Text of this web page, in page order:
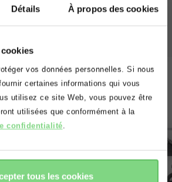
Détails À propos des cookies
vos données personnelles. Si nous
certaines informations qui vous
utilisez ce site Web, vous pouvez être
utilisées que conformément à la
confidentialité.
tous les cookies
que vous vous
le mauvais domaine.
être redirigé(e) vers le
bon domaine?
refuser